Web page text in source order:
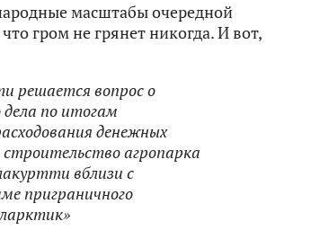
масштабы очередной
гром не грянет никогда. И вот,
решается вопрос о
дела по итогам
денежных
агропарка
вблизи с
приграничного